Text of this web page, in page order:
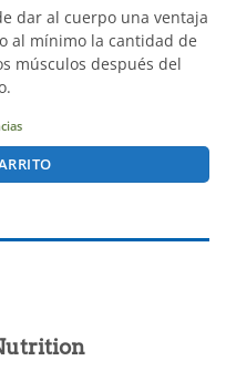
dar al cuerpo una ventaja
al mínimo la cantidad de
músculos después del